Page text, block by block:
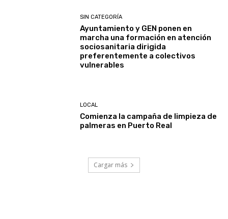
SIN CATEGORÍA
Ayuntamiento y GEN ponen en
marcha una formación en atención
sociosanitaria dirigida
preferentemente a colectivos
vulnerables
LOCAL
Comienza la campaña de limpieza de
palmeras en Puerto Real
Cargar más